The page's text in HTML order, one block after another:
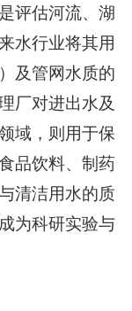
评估河流、湖
水行业将其用
及管网水质的
厂对进出水及
域，则用于保
品饮料、制药
清洁用水的质
为科研实验与